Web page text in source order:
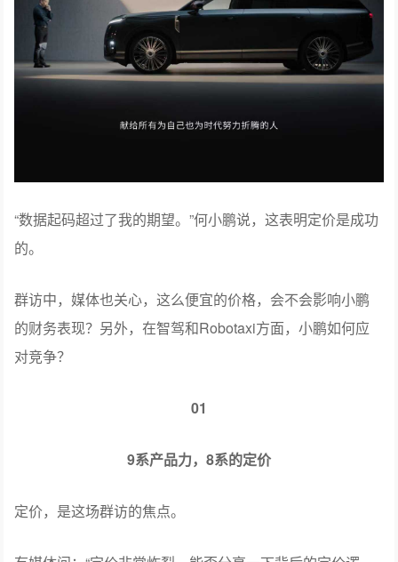
“数据起码超过了我的期望。”何小鹏说，这表明定价是成功
的。
群访中，媒体也关心，这么便宜的价格，会不会影响小鹏
的财务表现？另外，在智驾和Robotaxi方面，小鹏如何应
对竞争？
01
9系产品力，8系的定价
定价，是这场群访的焦点。